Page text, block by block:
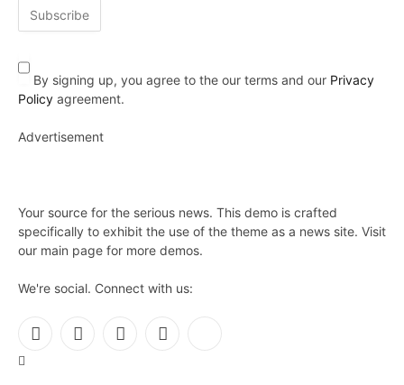
By signing up, you agree to the our terms and our Privacy
Policy agreement.
Advertisement
Your source for the serious news. This demo is crafted
specifically to exhibit the use of the theme as a news site. Visit
our main page for more demos.
We're social. Connect with us:
Facebook
X
InstagramPinterest